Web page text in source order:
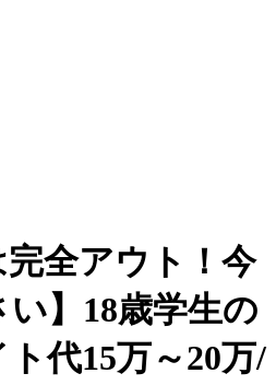
完全アウト！今
】18歳学生の
代15万～20万/